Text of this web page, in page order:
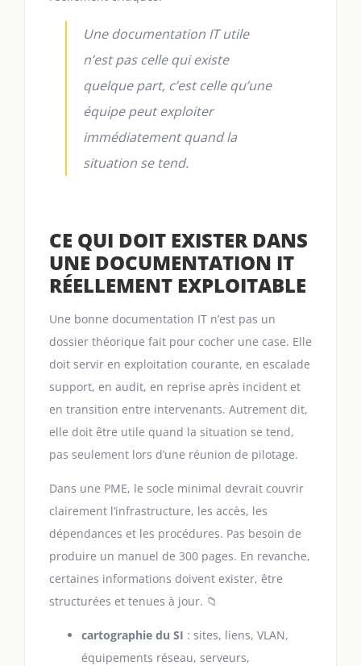
Une documentation IT utile
n’est pas celle qui existe
quelque part, c’est celle qu’une
équipe peut exploiter
immédiatement quand la
situation se tend.
CE QUI DOIT EXISTER DANS
UNE DOCUMENTATION IT
RÉELLEMENT EXPLOITABLE
Une bonne documentation IT n’est pas un
dossier théorique fait pour cocher une case. Elle
doit servir en exploitation courante, en escalade
support, en audit, en reprise après incident et
en transition entre intervenants. Autrement dit,
elle doit être utile quand la situation se tend,
pas seulement lors d’une réunion de pilotage.
Dans une PME, le socle minimal devrait couvrir
clairement l’infrastructure, les accès, les
dépendances et les procédures. Pas besoin de
produire un manuel de 300 pages. En revanche,
certaines informations doivent exister, être
structurées et tenues à jour. 📁
cartographie du SI : sites, liens, VLAN,
équipements réseau, serveurs,